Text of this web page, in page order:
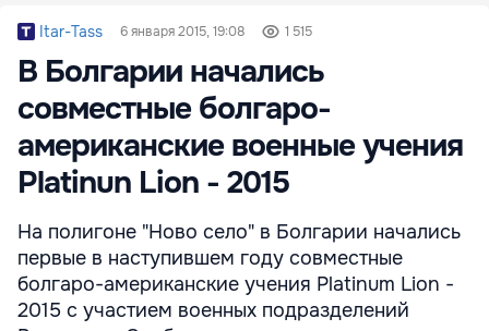
Itar-Tass 6 января 2015, 19:08 1 515
В Болгарии начались
совместные болгаро-
американские военные учения
Platinun Lion - 2015
На полигоне "Ново село" в Болгарии начались
первые в наступившем году совместные
болгаро-американские учения Platinum Lion -
2015 с участием военных подразделений